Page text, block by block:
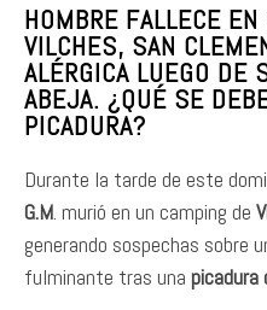
HOMBRE FALLECE
VILCHES, SAN
ALÉRGICA LUEGO DE
ABEJA. ¿QUÉ SE
PICADURA?
Durante la tarde de este
G.M . murió en un camping de
generando sospechas sobre
fulminante tras una picadura